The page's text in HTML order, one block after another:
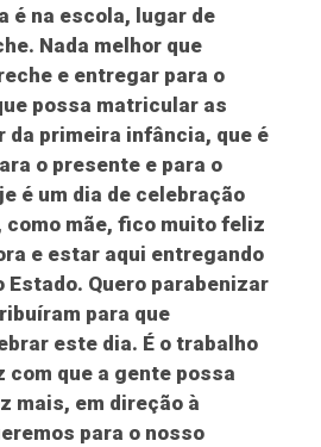
é na escola, lugar de
Nada melhor que
e entregar para o
possa matricular as
da primeira infância, que é
o presente e para o
é um dia de celebração
como mãe, fico muito feliz
e estar aqui entregando
Estado. Quero parabenizar
para que
este dia. É o trabalho
com que a gente possa
mais, em direção à
para o nosso